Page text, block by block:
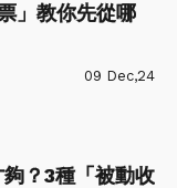
」教你先從哪
09 Dec,24
？3種「被動收